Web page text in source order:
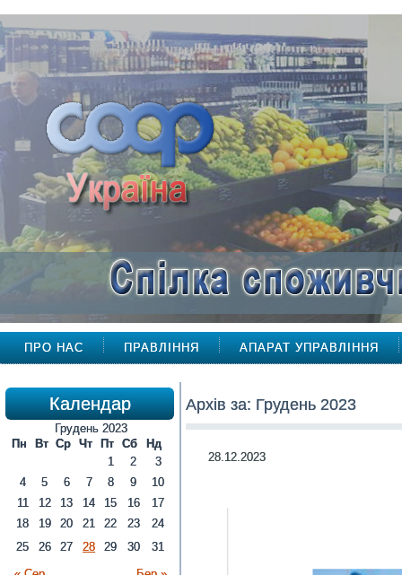
ПРО НАС ПРАВЛІННЯ АПАРАТ УПРАВЛІННЯ
Календар
Грудень 2023
Пн
Вт Ср Чт Пт Сб Нд
1 2
3
4
5 6 7 8 9
10
11
12 13 14 15 16
17
18
19 20 21 22 23
24
25
26 27 28 29 30 31
Архів за: Грудень 2023
28.12.2023